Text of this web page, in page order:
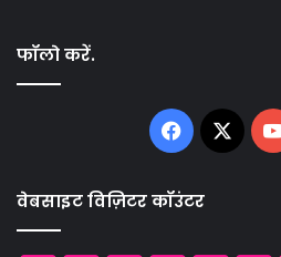
फॉलो करें.
Facebook
X
वेबसाइट विज़िटर कॉउंटर